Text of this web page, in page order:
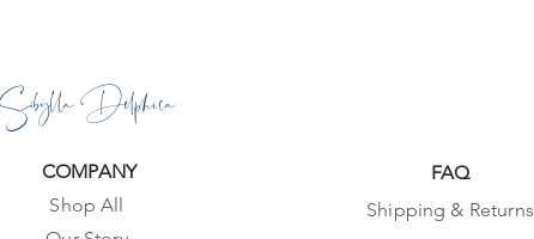
Sibylla Delphica
COMPANY
Shop All
FAQ
Shipping & Returns